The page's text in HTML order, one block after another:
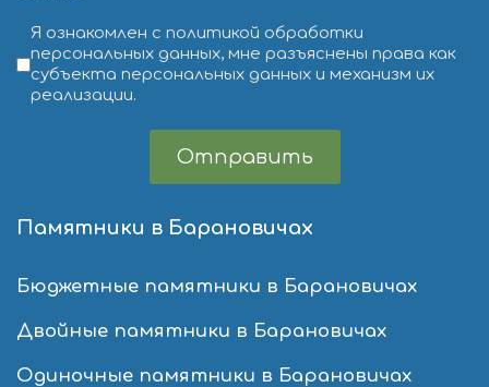
Условия обслуживания*
Я ознакомлен с политикой обработки
персональных данных, мне разъяснены права как
субъекта персональных данных и механизм их
реализации.
Отправить
Памятники в Барановичах
Бюджетные памятники в Барановичах
Двойные памятники в Барановичах
Одиночные памятники в Барановичах